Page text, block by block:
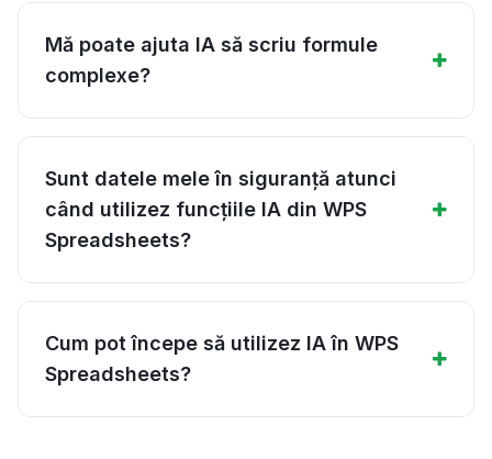
Mă poate ajuta IA să scriu formule
complexe?
Sunt datele mele în siguranță atunci
când utilizez funcțiile IA din WPS
Spreadsheets?
Cum pot începe să utilizez IA în WPS
Spreadsheets?